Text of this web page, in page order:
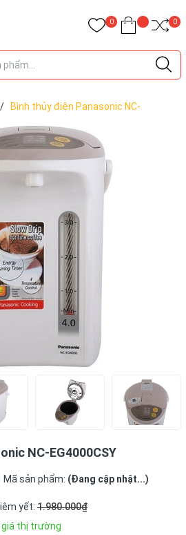
0 0
/
Bình thủy điện Panasonic NC-
NC-EG4000CSY
Mã sản phẩm: (Đang cập nhật...)
yết: 1.980.000₫
giá thị trường